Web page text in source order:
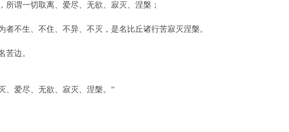
所谓一切取离、爱尽、无欲、寂灭、涅槃；
不生、不住、不异、不灭，是名比丘诸行苦寂灭涅槃。
苦边。
、爱尽、无欲、寂灭、涅槃。”